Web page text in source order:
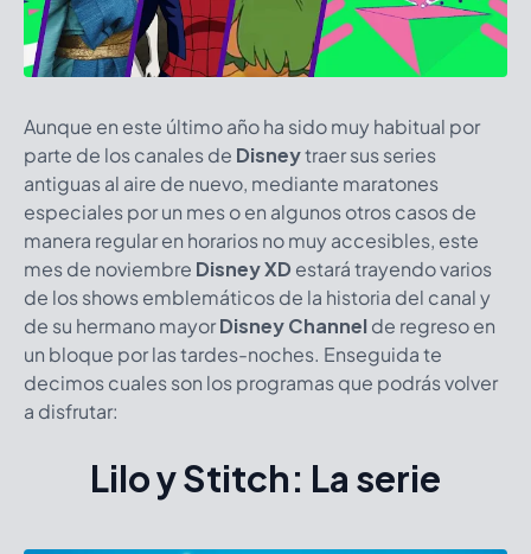
Aunque en este último año ha sido muy habitual por
parte de los canales de Disneytraer sus series
antiguas al aire de nuevo, mediante maratones
especiales por un mes o en algunos otros casos de
manera regular en horarios no muy accesibles, este
mes de noviembre Disney XD estará trayendo varios
de los shows emblemáticos de la historia del canal y
de su hermano mayorDisney Channelde regreso en
un bloque por las tardes-noches. Enseguida te
decimos cuales son los programas que podrás volver
a disfrutar:
Lilo y Stitch: La serie